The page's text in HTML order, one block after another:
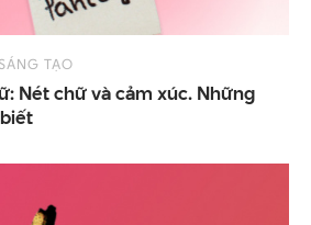
TẠO
Nét chữ và cảm xúc. Những